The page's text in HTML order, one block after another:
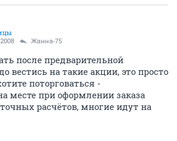
Жанна-75
после предварительной
вестись на такие акции, это просто
поторговаться -
месте при оформлении заказа
расчётов, многие идут на